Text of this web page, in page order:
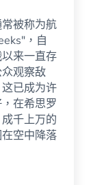
被称为航
，自
来一直存
观察敌
已成为许
在希思罗
千上万的
空中降落